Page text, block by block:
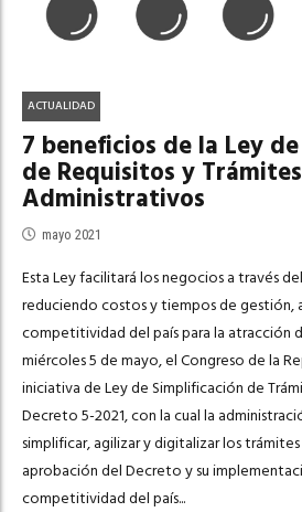
ACTUALIDAD
7 beneficios de la Ley
de Requisitos y Trámites
Administrativos
mayo 2021
Esta Ley facilitará los negocios a través
reduciendo costos y tiempos de gestión,
competitividad del país para la atracción
miércoles 5 de mayo, el Congreso de la
iniciativa de Ley de Simplificación de
Decreto 5-2021, con la cual la
simplificar, agilizar y digitalizar los
aprobación del Decreto y su
competitividad del país...